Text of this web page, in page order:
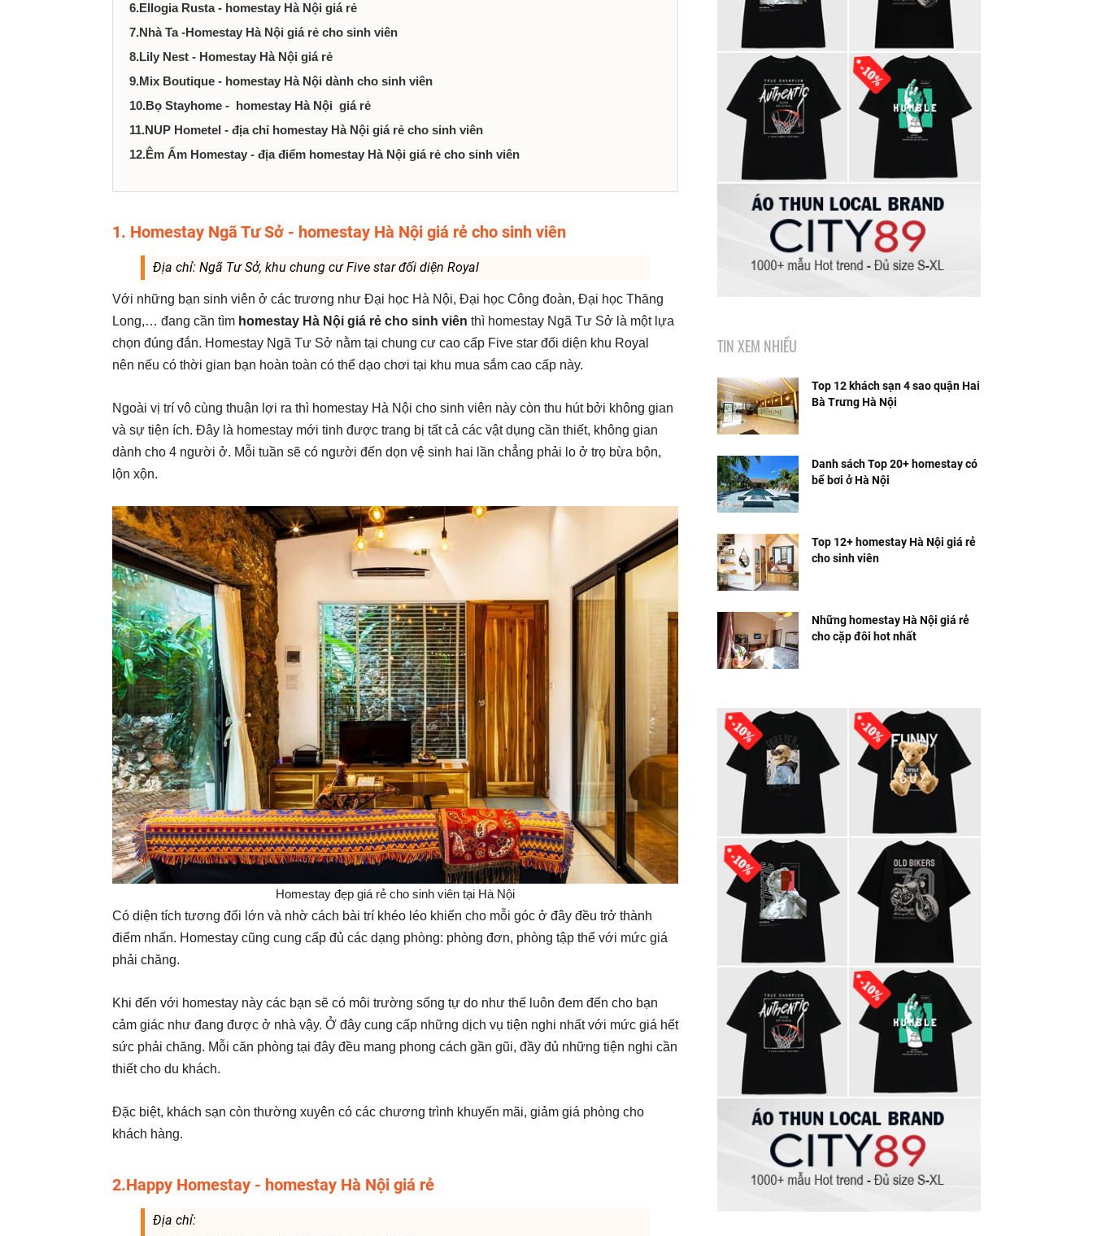
Nội
6.Ellogia Rusta - homestay Hà Nội giá rẻ
7.Nhà Ta -Homestay Hà Nội giá rẻ cho sinh viên
8.Lily Nest - Homestay Hà Nội giá rẻ
9.Mix Boutique - homestay Hà Nội dành cho sinh viên
10.Bọ Stayhome - homestay Hà Nội giá rẻ
11.NUP Hometel - địa chỉ homestay Hà Nội giá rẻ cho sinh viên
12.Êm Ấm Homestay - địa điểm homestay Hà Nội giá rẻ cho sinh viên
1. Homestay Ngã Tư Sở - homestay Hà Nội giá rẻ cho sinh viên
Địa chỉ: Ngã Tư Sở, khu chung cư Five star đối diện Royal
Với những bạn sinh viên ở các trương như Đại học Hà Nội, Đại học Công đoàn, Đại học Thăng
Long,… đang cần tìm homestay Hà Nội giá rẻ cho sinh viên thì homestay Ngã Tư Sở là một lựa
chọn đúng đắn. Homestay Ngã Tư Sở nằm tại chung cư cao cấp Five star đối diện khu Royal
nên nếu có thời gian bạn hoàn toàn có thể dạo chơi tại khu mua sắm cao cấp này.
Ngoài vị trí vô cùng thuận lợi ra thì homestay Hà Nội cho sinh viên này còn thu hút bởi không gian
và sự tiện ích. Đây là homestay mới tinh được trang bị tất cả các vật dụng cần thiết, không gian
dành cho 4 người ở. Mỗi tuần sẽ có người đến dọn vệ sinh hai lần chẳng phải lo ở trọ bừa bộn,
lộn xộn.
Homestay đẹp giá rẻ cho sinh viên tại Hà Nội
Có diện tích tương đối lớn và nhờ cách bài trí khéo léo khiến cho mỗi góc ở đây đều trở thành
điểm nhấn. Homestay cũng cung cấp đủ các dạng phòng: phòng đơn, phòng tập thể với mức giá
phải chăng.
Khi đến với homestay này các bạn sẽ có môi trường sống tự do như thế luôn đem đến cho bạn
cảm giác như đang được ở nhà vậy. Ở đây cung cấp những dịch vụ tiện nghi nhất với mức giá hết
sức phải chăng. Mỗi căn phòng tại đây đều mang phong cách gần gũi, đầy đủ những tiện nghi cần
thiết cho du khách.
Đặc biệt, khách sạn còn thường xuyên có các chương trình khuyến mãi, giảm giá phòng cho
khách hàng.
2.Happy Homestay - homestay Hà Nội giá rẻ
Địa chỉ:
TIN XEM NHIỀU
Top 12 khách sạn 4 sao quận Hai
Bà Trưng Hà Nội
Danh sách Top 20+ homestay có
bể bơi ở Hà Nội
Top 12+ homestay Hà Nội giá rẻ
cho sinh viên
Những homestay Hà Nội giá rẻ
cho cặp đôi hot nhất